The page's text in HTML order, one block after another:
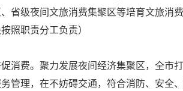
省级夜间文旅消费集聚区等培育文旅消
照职责分工负责）
消费。聚力发展夜间经济集聚区，全市
管理，在不妨碍交通，符合消防、安全